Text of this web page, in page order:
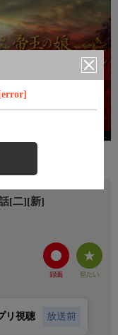
[二][新]
リ視聴 放送前